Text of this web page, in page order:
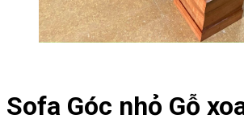
Sofa Góc nhỏ Gỗ